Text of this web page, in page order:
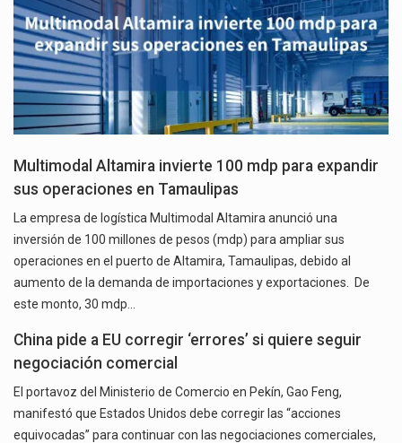
Multimodal Altamira invierte 100 mdp para expandir
sus operaciones en Tamaulipas
La empresa de logística Multimodal Altamira anunció una
inversión de 100 millones de pesos (mdp) para ampliar sus
operaciones en el puerto de Altamira, Tamaulipas, debido al
aumento de la demanda de importaciones y exportaciones. De
este monto, 30 mdp…
China pide a EU corregir ‘errores’ si quiere seguir
negociación comercial
El portavoz del Ministerio de Comercio en Pekín, Gao Feng,
manifestó que Estados Unidos debe corregir las “acciones
equivocadas” para continuar con las negociaciones comerciales,